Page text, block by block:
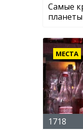
Самые
планеты
МЕСТА
1718